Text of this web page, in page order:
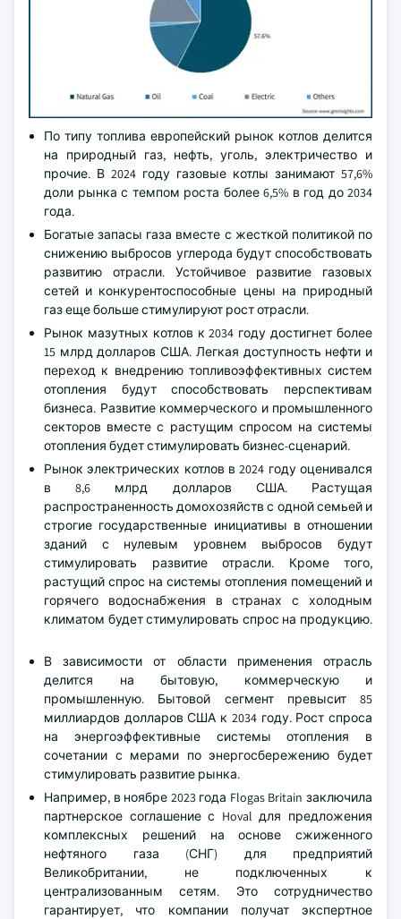
По типу топлива европейский рынок котлов делится
на природный газ, нефть, уголь, электричество и
прочие. В 2024 году газовые котлы занимают 57,6%
доли рынка с темпом роста более 6,5% в год до 2034
года.
Богатые запасы газа вместе с жесткой политикой по
снижению выбросов углерода будут способствовать
развитию отрасли. Устойчивое развитие газовых
сетей и конкурентоспособные цены на природный
газ еще больше стимулируют рост отрасли.
Рынок мазутных котлов к 2034 году достигнет более
15 млрд долларов США. Легкая доступность нефти и
переход к внедрению топливоэффективных систем
отопления будут способствовать перспективам
бизнеса. Развитие коммерческого и промышленного
секторов вместе с растущим спросом на системы
отопления будет стимулировать бизнес-сценарий.
Рынок электрических котлов в 2024 году оценивался
в 8,6 млрд долларов США. Растущая
распространенность домохозяйств с одной семьей и
строгие государственные инициативы в отношении
зданий с нулевым уровнем выбросов будут
стимулировать развитие отрасли. Кроме того,
растущий спрос на системы отопления помещений и
горячего водоснабжения в странах с холодным
климатом будет стимулировать спрос на продукцию.
В зависимости от области применения отрасль
делится на бытовую, коммерческую и
промышленную. Бытовой сегмент превысит 85
миллиардов долларов США к 2034 году. Рост спроса
на энергоэффективные системы отопления в
сочетании с мерами по энергосбережению будет
стимулировать развитие рынка.
Например, в ноябре 2023 года Flogas Britain заключила
партнерское соглашение с Hoval для предложения
комплексных решений на основе сжиженного
нефтяного газа (СНГ) для предприятий
Великобритании, не подключенных к
централизованным сетям. Это сотрудничество
гарантирует, что компании получат экспертное